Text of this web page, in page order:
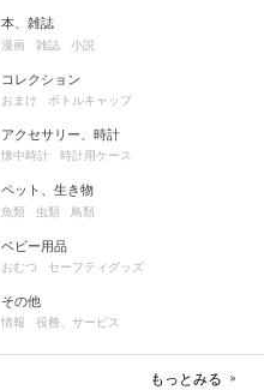
本、雑誌
漫画 雑誌 小説
コレクション
おまけ ボトルキャップ
アクセサリー、時計
懐中時計 時計用ケース
ペット、生き物
魚類 虫類 鳥類
ベビー用品
おむつ セーフティグッズ
その他
情報 役務、サービス
もっとみる